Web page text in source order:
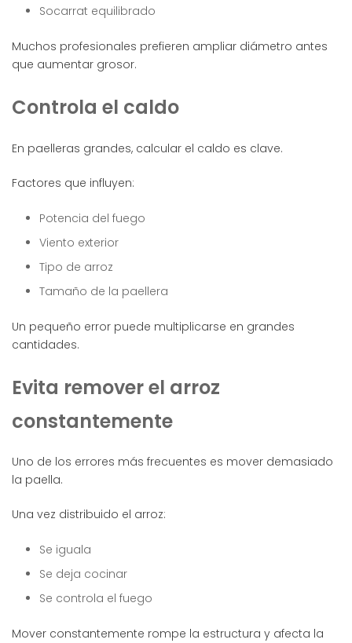
Socarrat equilibrado
Muchos profesionales prefieren ampliar diámetro antes
que aumentar grosor.
Controla el caldo
En paelleras grandes, calcular el caldo es clave.
Factores que influyen:
Potencia del fuego
Viento exterior
Tipo de arroz
Tamaño de la paellera
Un pequeño error puede multiplicarse en grandes
cantidades.
Evita remover el arroz
constantemente
Uno de los errores más frecuentes es mover demasiado
la paella.
Una vez distribuido el arroz:
Se iguala
Se deja cocinar
Se controla el fuego
Mover constantemente rompe la estructura y afecta la